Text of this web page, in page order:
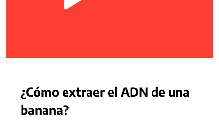
¿Cómo extraer el ADN de una
banana?